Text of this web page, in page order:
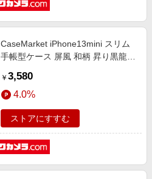
CaseMarket iPhone13mini スリム
手帳型ケース 屏風 和柄 昇り黒龍
BCM2S2129-78
￥ 3,580
4.0%
ストアにすすむ